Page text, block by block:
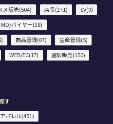
メ販売(504) 店長(271)
SV(9)
MD/バイヤー(28)
商品管理(67)
生産管理(5)
WEB/EC(17)
通訳販売(150)
す
パレル(451)